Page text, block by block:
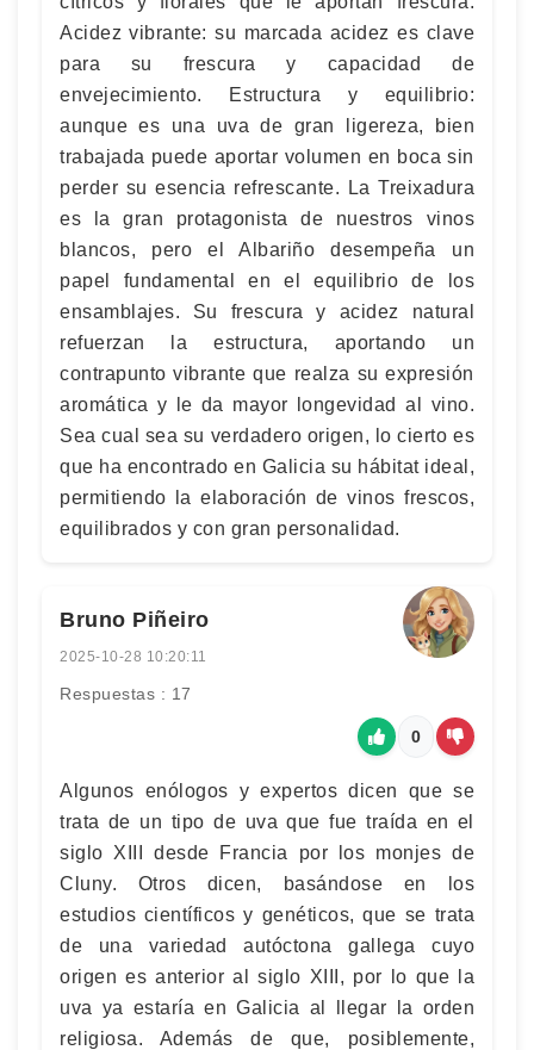
Acidez vibrante: su marcada acidez es clave
para su frescura y capacidad de
envejecimiento. Estructura y equilibrio:
aunque es una uva de gran ligereza, bien
trabajada puede aportar volumen en boca sin
perder su esencia refrescante. La Treixadura
es la gran protagonista de nuestros vinos
blancos, pero el Albariño desempeña un
papel fundamental en el equilibrio de los
ensamblajes. Su frescura y acidez natural
refuerzan la estructura, aportando un
contrapunto vibrante que realza su expresión
aromática y le da mayor longevidad al vino.
Sea cual sea su verdadero origen, lo cierto es
que ha encontrado en Galicia su hábitat ideal,
permitiendo la elaboración de vinos frescos,
equilibrados y con gran personalidad.
Bruno Piñeiro
2025-10-28 10:20:11
Respuestas : 17
0
Algunos enólogos y expertos dicen que se
trata de un tipo de uva que fue traída en el
siglo XIII desde Francia por los monjes de
Cluny. Otros dicen, basándose en los
estudios científicos y genéticos, que se trata
de una variedad autóctona gallega cuyo
origen es anterior al siglo XIII, por lo que la
uva ya estaría en Galicia al llegar la orden
religiosa. Además de que, posiblemente,